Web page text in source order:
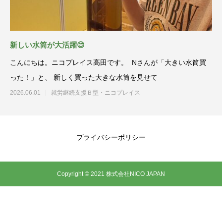
新しい水筒が大活躍😊
こんにちは。ニコプレイス高田です。 Nさんが「大きい水筒買
った！」と、 新しく買った大きな水筒を見せて
2026.06.01 就労継続支援Ｂ型・ニコプレイス
プライバシーポリシー
Copyright © 2021 株式会社NICO JAPAN